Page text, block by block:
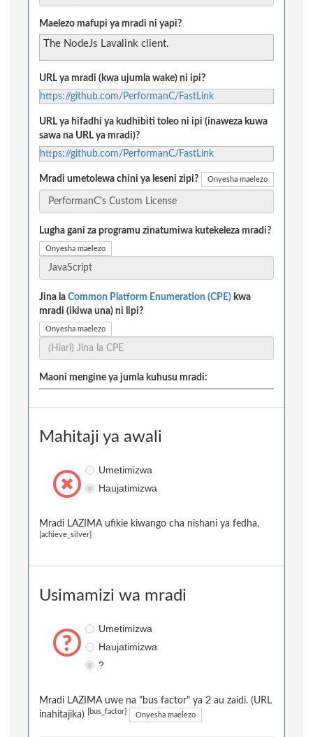
Maelezo mafupi ya mradi ni yapi?
The NodeJs Lavalink client.
URL ya mradi (kwa ujumla wake) ni ipi?
https://github.com/PerformanC/FastLink
URL ya hifadhi ya kudhibiti toleo ni ipi (inaweza kuwa
sawa na URL ya mradi)?
https://github.com/PerformanC/FastLink
Mradi umetolewa chini ya leseni zipi? Onyesha maelezo
Lugha gani za programu zinatumiwa kutekeleza mradi?
Onyesha maelezo
Jina la Common Platform Enumeration (CPE) kwa
mradi (ikiwa una) ni lipi?
Onyesha maelezo
Maoni mengine ya jumla kuhusu mradi:
Mahitaji ya awali
Umetimizwa
Haujatimizwa
Mradi LAZIMA ufikie kiwango cha nishani ya fedha.
[achieve_silver]
Usimamizi wa mradi
Umetimizwa
Haujatimizwa
?
Mradi LAZIMA uwe na "bus factor" ya 2 au zaidi. (URL
inahitajika)
[bus_factor] Onyesha maelezo